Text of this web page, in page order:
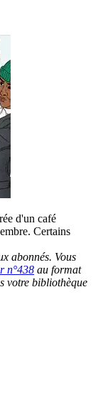
d'un café
Certains
abonnés. Vous
n°438 au format
votre bibliothèque